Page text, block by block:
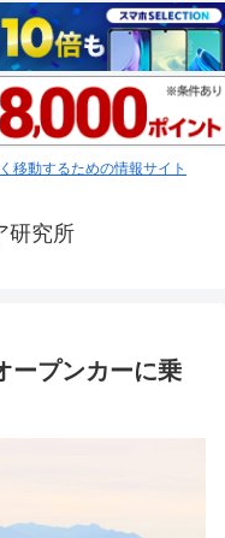
移動するための情報サイト
研究所
ープンカーに乗